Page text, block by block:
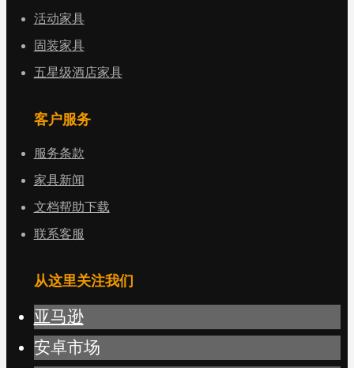
活动家具
固装家具
五星级酒店家具
客户服务
服务条款
家具新闻
文档帮助下载
联系客服
从这里关注我们
亚马逊
安卓市场